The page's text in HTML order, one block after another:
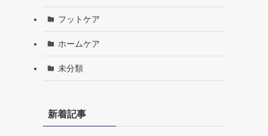
フットケア
ホームケア
未分類
新着記事